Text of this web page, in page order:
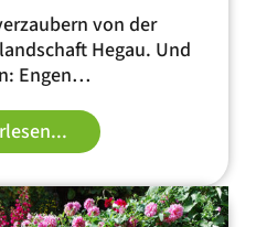
von der
Hegau. Und
Engen…